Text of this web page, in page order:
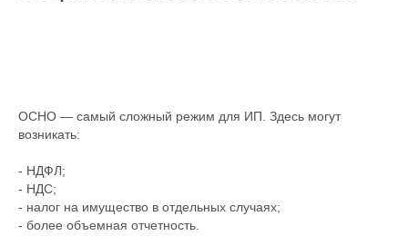
ОСНО — самый сложный режим для ИП. Здесь могут
возникать:
- НДФЛ;
- НДС;
- налог на имущество в отдельных случаях;
- более объемная отчетность.